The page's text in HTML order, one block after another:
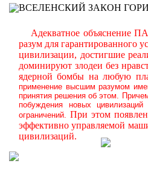
ВСЕЛЕНСКИЙ ЗАКОН
Адекватное объяснение
разум для гарантированного
цивилизации, достигшие
доминируют злодеи без
ядерной бомбы на любую
применение высшим разумом
принятия решения об этом.
побуждения новых
ограничений. При этом
эффективно управляемой
цивилизаций.